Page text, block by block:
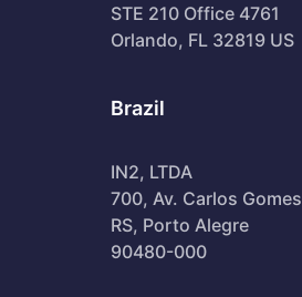
STE 210 Office 4761
Orlando, FL 32819 US
Brazil
IN2, LTDA
700, Av. Carlos Gomes
RS, Porto Alegre
90480-000